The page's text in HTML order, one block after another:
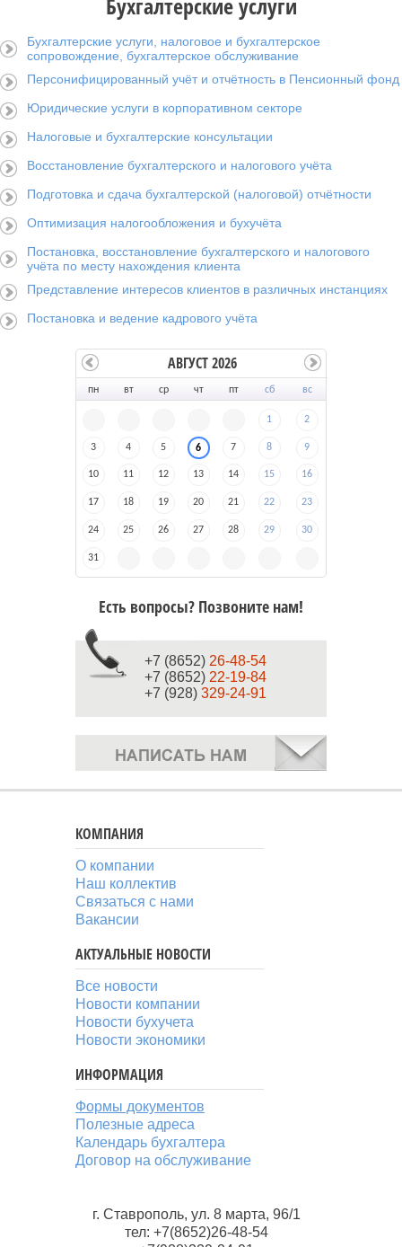
Бухгалтерские услуги, налоговое и бухгалтерское
сопровождение, бухгалтерское обслуживание
Персонифицированный учёт и отчётность в Пенсионный фонд
Юридические услуги в корпоративном секторе
Налоговые и бухгалтерские консультации
Восстановление бухгалтерского и налогового учёта
Подготовка и сдача бухгалтерской (налоговой) отчётности
Оптимизация налогообложения и бухучёта
Постановка, восстановление бухгалтерского и налогового
учёта по месту нахождения клиента
Представление интересов клиентов в различных инстанциях
Постановка и ведение кадрового учёта
пн вт ср чт пт сб вс
1 2
3 4 5 6 7 8 9
10 11 12 13 14 15 16
17 18 19 20 21 22 23
24 25 26 27 28 29 30
31
АВГУСТ 2026
Есть вопросы? Позвоните нам!
+7 (8652) 26-48-54
+7 (8652) 22-19-84
+7 (928) 329-24-91
КОМПАНИЯ
О компании
Наш коллектив
Связаться с нами
Вакансии
АКТУАЛЬНЫЕ НОВОСТИ
Все новости
Новости компании
Новости бухучета
Новости экономики
ИНФОРМАЦИЯ
Формы документов
Полезные адреса
Календарь бухгалтера
Договор на обслуживание
г. Ставрополь, ул. 8 марта, 96/1
тел: +7(8652)26-48-54